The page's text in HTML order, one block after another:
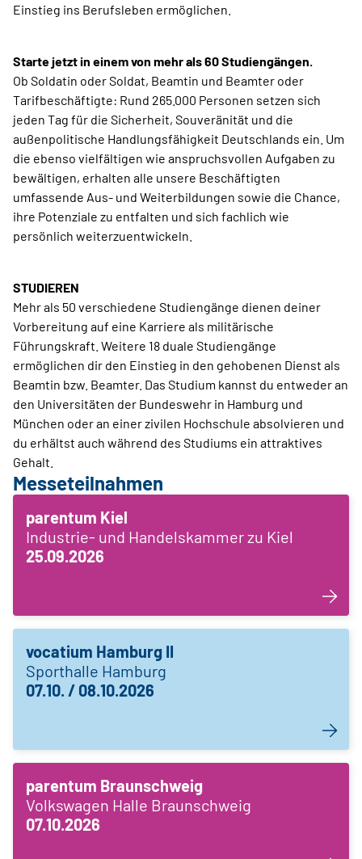
Einstieg ins Berufsleben ermöglichen.
Starte jetzt in einem von mehr als 60 Studiengängen.
Ob Soldatin oder Soldat, Beamtin und Beamter oder
Tarifbeschäftigte: Rund 265.000 Personen setzen sich
jeden Tag für die Sicherheit, Souveränität und die
außenpolitische Handlungsfähigkeit Deutschlands ein. Um
die ebenso vielfältigen wie anspruchsvollen Aufgaben zu
bewältigen, erhalten alle unsere Beschäftigten
umfassende Aus- und Weiterbildungen sowie die Chance,
ihre Potenziale zu entfalten und sich fachlich wie
persönlich weiterzuentwickeln.
STUDIEREN
Mehr als 50 verschiedene Studiengänge dienen deiner
Vorbereitung auf eine Karriere als militärische
Führungskraft. Weitere 18 duale Studiengänge
ermöglichen dir den Einstieg in den gehobenen Dienst als
Beamtin bzw. Beamter. Das Studium kannst du entweder an
den Universitäten der Bundeswehr in Hamburg und
München oder an einer zivilen Hochschule absolvieren und
du erhältst auch während des Studiums ein attraktives
Gehalt.
Messeteilnahmen
parentum Kiel
Industrie- und Handelskammer zu Kiel
25.09.2026
vocatium Hamburg II
Sporthalle Hamburg
07.10. / 08.10.2026
parentum Braunschweig
Volkswagen Halle Braunschweig
07.10.2026